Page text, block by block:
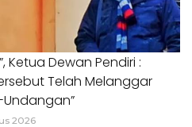
Ketua Dewan Pendiri :
Telah Melanggar
2026